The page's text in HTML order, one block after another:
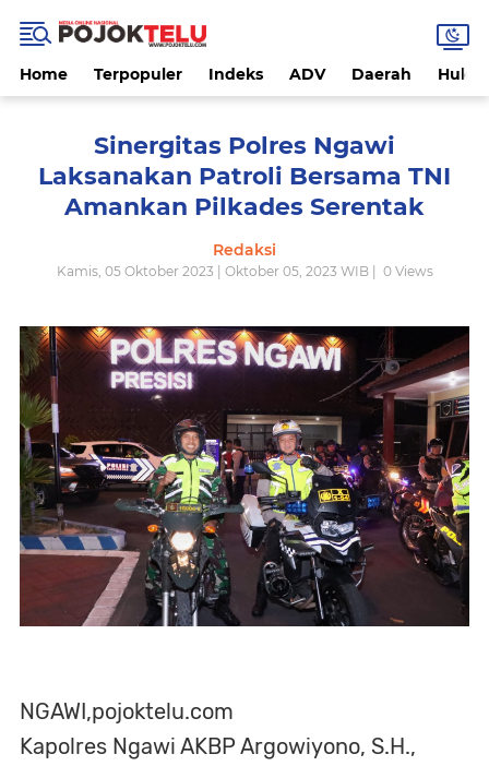
Home Terpopuler Indeks ADV Daerah
Sinergitas Polres Ngawi
Laksanakan Patroli Bersama TNI
Amankan Pilkades Serentak
Redaksi
Kamis, 05 Oktober 2023 | Oktober 05, 2023 WIB | 0Views
NGAWI,pojoktelu.com
Kapolres Ngawi AKBP Argowiyono, S.H.,